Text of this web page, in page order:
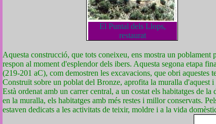
El Puntal dels Llops,
restaurat
Aquesta construcció, que tots coneixeu, ens mostra un
respon al moment d'esplendor dels ibers. Aquesta segona etapa
(219-201 aC), com demostren les excavacions, que obri aquestes
Construït sobre un poblat del Bronze, aprofita la muralla d'aquest
Està ordenat amb un carrer central, a un costat els habitatges de
en la muralla, els habitatges amb més restes i millor conservats.
estaven dedicats a les activitats de teixir, moldre i a la vida